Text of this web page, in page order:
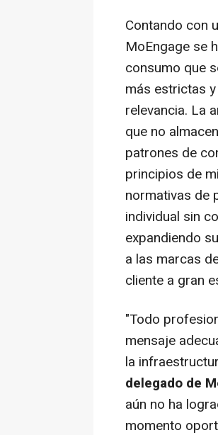
Contando con
MoEngage se
consumo que
más estrictas
relevancia. La
que no
patrones de
principios de
normativas de
individual sin
expandiendo
a las marcas
cliente a gran
"Todo
mensaje
la
delegado de
aún no ha
momento